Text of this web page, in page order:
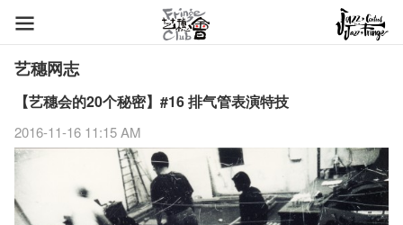
艺穗网志
【艺穗会的20个秘密】#16 排气管表演特技
2016-11-16 11:15 AM